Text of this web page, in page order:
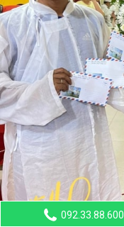
092.33.88.600